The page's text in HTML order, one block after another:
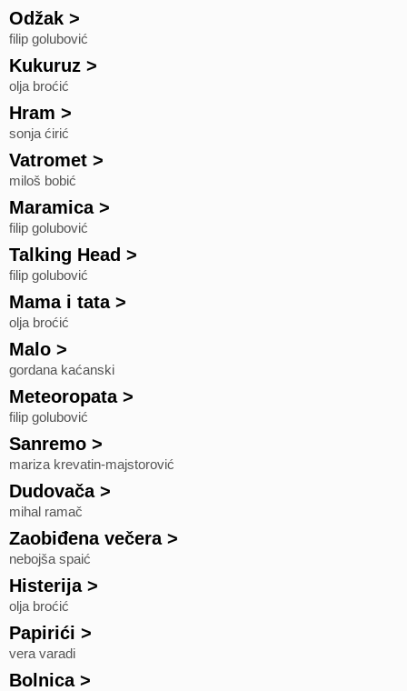
Odžak >
filip golubović
Kukuruz >
olja broćić
Hram >
sonja ćirić
Vatromet >
miloš bobić
Maramica>
filip golubović
Talking Head >
filip golubović
Mama i tata>
olja broćić
Malo >
gordana kaćanski
Meteoropata>
filip golubović
Sanremo >
mariza krevatin-majstorović
Dudovača>
mihal ramač
Zaobiđena večera>
nebojša spaić
Histerija>
olja broćić
Papirići >
vera varadi
Bolnica>